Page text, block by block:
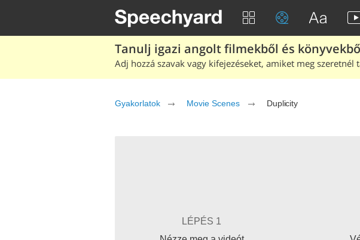
Tanulj igazi angolt filmekből és
Adj hozzá szavak vagy kifejezéseket, amiket meg
Gyakorlatok Movie Scenes Duplicity
LÉPÉS 1